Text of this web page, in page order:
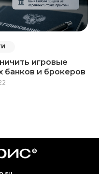
игровые
банков и брокеров